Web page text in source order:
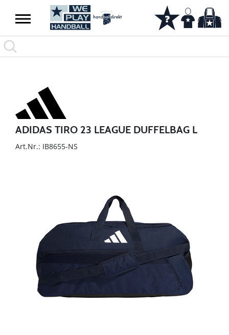
ADIDAS TIRO 23 LEAGUE DUFFELBAG L
Art.Nr.: IB8655-NS